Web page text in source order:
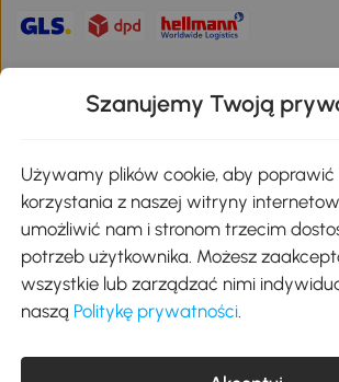
Pobierz aplikację Aosom
Google Play
kontakt@aosom.pl
Szanujemy Twoją
Używamy plików cookie, aby
korzystania z naszej witryny
umożliwić nam i stronom trzecim
potrzeb użytkownika. Możesz
wszystkie lub zarządzać nimi
naszą Politykę prywatności.